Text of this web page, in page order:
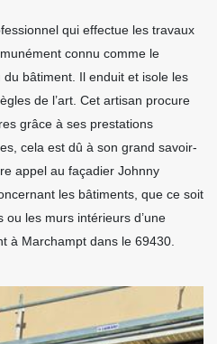
qui effectue les travaux
connu comme le
bâtiment. Il enduit et isole les
de l’art. Cet artisan procure
grâce à ses prestations
cela est dû à son grand savoir-
appel au façadier Johnny
les bâtiments, que ce soit
les murs intérieurs d’une
à Marchampt dans le 69430.